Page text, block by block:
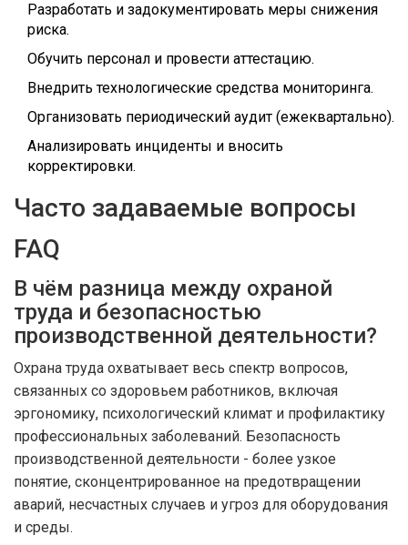
Разработать и задокументировать меры снижения
риска.
Обучить персонал и провести аттестацию.
Внедрить технологические средства мониторинга.
Организовать периодический аудит (ежеквартально).
Анализировать инциденты и вносить
корректировки.
Часто задаваемые вопросы
FAQ
В чём разница между охраной
труда и безопасностью
производственной деятельности?
Охрана труда охватывает весь спектр вопросов,
связанных со здоровьем работников, включая
эргономику, психологический климат и профилактику
профессиональных заболеваний. Безопасность
производственной деятельности - более узкое
понятие, сконцентрированное на предотвращении
аварий, несчастных случаев и угроз для оборудования
и среды.